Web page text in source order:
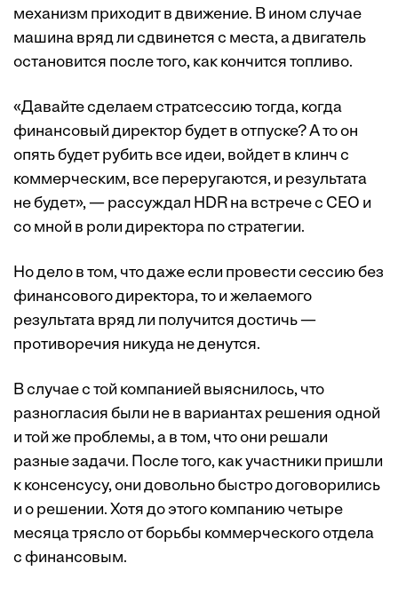
механизм приходит в движение. В ином случае
машина вряд ли сдвинется с места, а двигатель
остановится после того, как кончится топливо.
«Давайте сделаем стратсессию тогда, когда
финансовый директор будет в отпуске? А то он
опять будет рубить все идеи, войдет в клинч с
коммерческим, все переругаются, и результата
не будет», — рассуждал HDR на встрече с СЕО и
со мной в роли директора по стратегии.
Но дело в том, что даже если провести сессию без
финансового директора, то и желаемого
результата вряд ли получится достичь —
противоречия никуда не денутся.
В случае с той компанией выяснилось, что
разногласия были не в вариантах решения одной
и той же проблемы, а в том, что они решали
разные задачи. После того, как участники пришли
к консенсусу, они довольно быстро договорились
и о решении. Хотя до этого компанию четыре
месяца трясло от борьбы коммерческого отдела
с финансовым.